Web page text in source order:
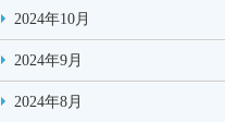
2024年10月
2024年9月
2024年8月